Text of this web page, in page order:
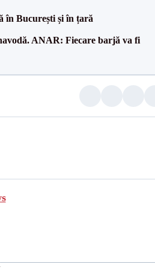
București și în țară
ANAR: Fiecare barjă va fi